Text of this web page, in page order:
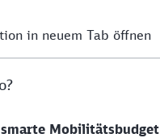
in neuem Tab öffnen
smarte Mobilitätsbudget